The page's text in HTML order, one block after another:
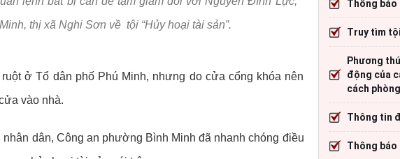
Phòng cháy chữa cháy Thông tin đấu
Thông báo khác
thị xã Nghi Sơn về tội “Hủy hoại tài sản”.
ở Tổ dân phố Phú Minh, nhưng do cửa cổng khóa nên
vào nhà.
dân, Công an phường Bình Minh đã nhanh chóng điều
Thông
Truy tìm
Phương
động của
cách
Thông tin
Thông báo